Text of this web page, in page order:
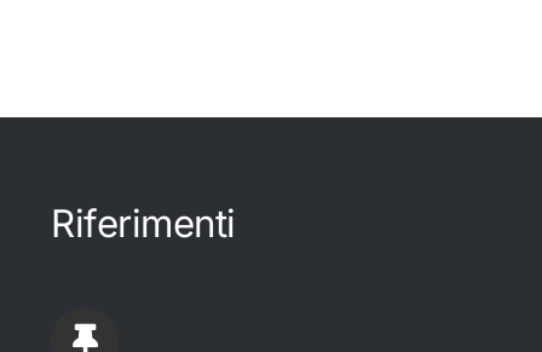
Riferimenti